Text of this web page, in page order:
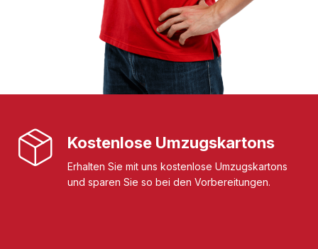
Kostenlose Umzugskartons
Erhalten Sie mit uns kostenlose Umzugskartons
und sparen Sie so bei den Vorbereitungen.